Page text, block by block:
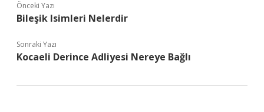
Önceki Yazı
Bileşik Isimleri Nelerdir
Sonraki Yazı
Kocaeli Derince Adliyesi Nereye Bağlı